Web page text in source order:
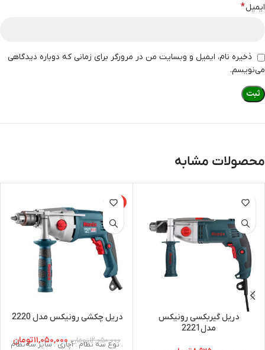
ایمیل*
ذخیره نام، ایمیل و وبسایت من در مرورگر برای زمانی که دوباره دیدگاهی
می‌نویسم.
محصولات مشابه
دریل گیربکسی رونیکس
مدل2221
-8%
دریل چکشی رونیکس مدل 2220
۱۲,۰۵۰,۰۰۰تومان ۱۱,۰۵۰,۰۰۰تومان
. نوع سه نظام : آچاری . سایز سه‌نظام